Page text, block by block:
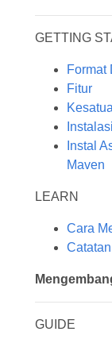
GETTING
Format
Fitur
Instalasi
Instal
Maven
LEARN
Cara
GUIDE